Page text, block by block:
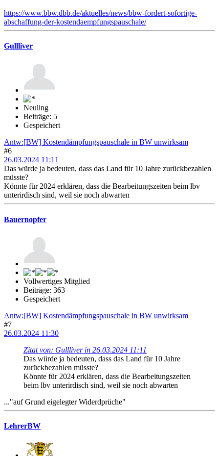
https://www.bbw.dbb.de/aktuelles/news/bbw-fordert-sofortige-
abschaffung-der-kostendaempfungspauschale/
Gullliver
Neuling
Beiträge: 5
Gespeichert
Antw:[BW] Kostendämpfungspauschale in BW unwirksam
#6
26.03.2024 11:11
Das würde ja bedeuten, dass das Land für 10 Jahre zurückbezahlen
müsste?
Könnte für 2024 erklären, dass die Bearbeitungszeiten beim lbv
unterirdisch sind, weil sie noch abwarten
Bauernopfer
Vollwertiges Mitglied
Beiträge: 363
Gespeichert
Antw:[BW] Kostendämpfungspauschale in BW unwirksam
#7
26.03.2024 11:30
Zitat von: Gullliver in 26.03.2024 11:11
Das würde ja bedeuten, dass das Land für 10 Jahre
zurückbezahlen müsste?
Könnte für 2024 erklären, dass die Bearbeitungszeiten
beim lbv unterirdisch sind, weil sie noch abwarten
..."auf Grund eigelegter Widerdprüche"
LehrerBW